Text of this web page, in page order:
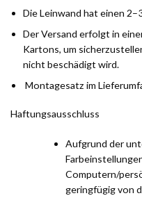
Die Leinwand hat einen
Der Versand erfolgt in
Kartons, um
nicht beschädigt wird.
Montagesatz im
Haftungsausschluss
Aufgrund der
Computern/
geringfügig von